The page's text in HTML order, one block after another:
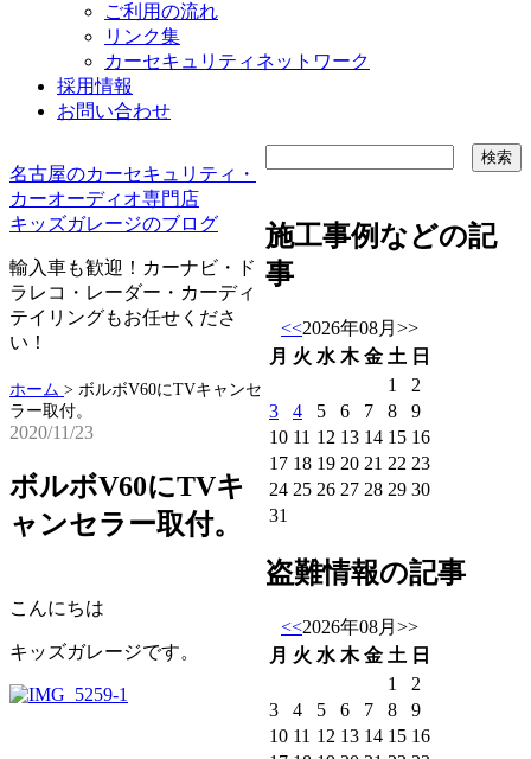
ご利用の流れ
リンク集
カーセキュリティネットワーク
採用情報
お問い合わせ
名古屋のカーセキュリティ・
カーオーディオ専門店
キッズガレージのブログ
輸入車も歓迎！カーナビ・ド
ラレコ・レーダー・カーディ
テイリングもお任せくださ
い！
ホーム > ボルボV60にTVキャンセ
ラー取付。
2020/11/23
ボルボV60にTVキ
ャンセラー取付。
こんにちは
キッズガレージです。
施工事例などの記
事
<<2026年08月 >>
月 火 水 木 金 土 日
1
2
3
4 5 6 7 8
9
10 11 12 13 14 15 16
17 18 19 20 21 22 23
24 25 26 27 28 29 30
31
盗難情報の記事
<<2026年08月 >>
月 火 水 木 金 土 日
1
2
3
4 5 6 7 8
9
10 11 12 13 14 15 16